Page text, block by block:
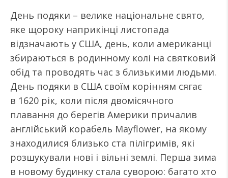
День подяки – велике національне свято,
яке щороку наприкінці листопада
відзначають у США, день, коли американці
збираються в родинному колі на святковий
обід та проводять час з близькими людьми.
День подяки в США своїм корінням сягає
в 1620 рік, коли після двомісячного
плавання до берегів Америки причалив
англійський корабель Mayflower, на якому
знаходилися близько ста пілігримів, які
розшукували нові і вільні землі. Перша зима
в новому будинку стала суворою: багато хто